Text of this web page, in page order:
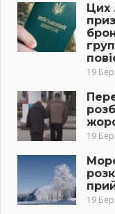
Цих
19
19
19